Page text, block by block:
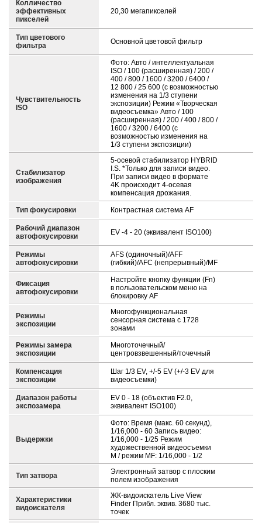
Колличество
эффективных
пикселей
20,30 мегапикселей
Тип цветового
фильтра
Основной цветовой фильтр
Чувствительность
ISO
Фото: Авто / интеллектуальная
ISO / 100 (расширенная) / 200 /
400 / 800 / 1600 / 3200 / 6400 /
12 800 / 25 600 (с возможностью
изменения на 1/3 ступени
экспозиции) Режим «Творческая
видеосъемка» Авто / 100
(расширенная) / 200 / 400 / 800 /
1600 / 3200 / 6400 (с
возможностью изменения на
1/3 ступени экспозиции)
Стабилизатор
изображения
5-осевой стабилизатор HYBRID
I.S. *Только для записи видео.
При записи видео в формате
4K происходит 4-осевая
компенсация дрожания.
Тип фокусировки Контрастная система AF
Рабочий диапазон
автофокусировки
EV -4 - 20 (эквивалент ISO100)
Режимы
автофокусировки
AFS (одиночный)/AFF
(гибкий)/AFC (непрерывный)/MF
Фиксация
автофокусировки
Настройте кнопку функции (Fn)
в пользовательском меню на
блокировку AF
Режимы
экспозиции
Многофункциональная
сенсорная система с 1728
зонами
Режимы замера
экспозиции
Многоточечный/
центровзвешенный/точечный
Компенсация
экспозиции
Шаг 1/3 EV, +/-5 EV (+/-3 EV для
видеосъемки)
Диапазон работы
экспозамера
EV 0 - 18 (объектив F2.0,
эквивалент ISO100)
Выдержки
Фото: Время (макс. 60 секунд),
1/16,000 - 60 Запись видео:
1/16,000 - 1/25 Режим
художественной видеосъемки
M / режим MF: 1/16,000 - 1/2
Тип затвора
Электронный затвор с плоским
полем изображения
Характеристики
видоискателя
ЖК-видоискатель Live View
Finder Прибл. эквив. 3680 тыс.
точек